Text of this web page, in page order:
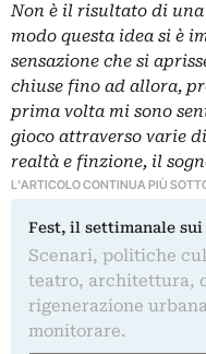
Non è il risultato di
modo questa idea si è
sensazione che si
chiuse fino ad allora,
prima volta mi sono
gioco attraverso varie
realtà e finzione, il
L'ARTICOLO CONTINUA PIÙ
Fest, il settimanale
Scenari, politiche
teatro, architettura,
rigenerazione
monitorare.